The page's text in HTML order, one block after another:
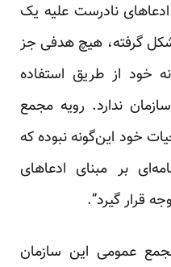
نادرست علیه یک
گرفته، هیچ هدفی جز
خود از طریق استفاده
ندارد. رویه مجمع
خود این‌گونه نبوده که
بر مبنای ادعاهای
قرار گیرد”.
عمومی این سازمان